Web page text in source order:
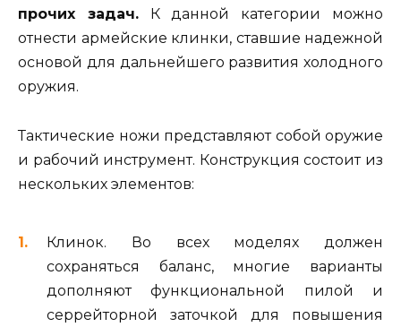
прочих задач.К данной категории можно
отнести армейские клинки, ставшие надежной
основой для дальнейшего развития холодного
оружия.
Тактические ножи представляют собой оружие
и рабочий инструмент. Конструкция состоит из
нескольких элементов:
Клинок. Во всех моделях должен
сохраняться баланс, многие варианты
дополняют функциональной пилой и
серрейторной заточкой для повышения